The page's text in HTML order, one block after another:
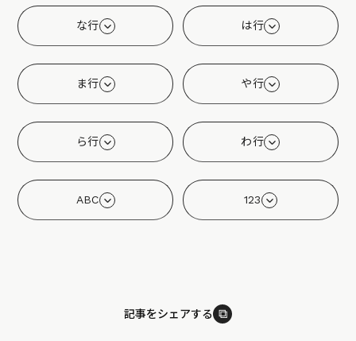
な行 は行
ま行 や行
ら行 わ行
ABC 123
記事をシェアする ⧉